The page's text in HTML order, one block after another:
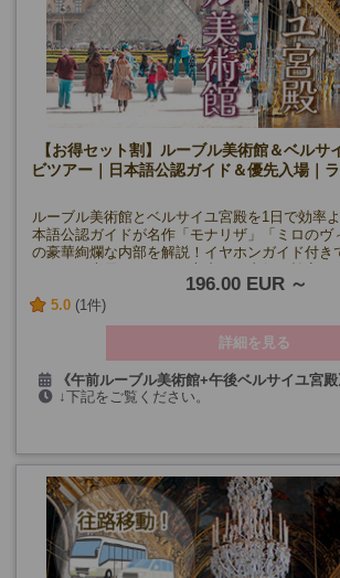
【お得セット割】ルーブル美術館＆ベルサ
ビツアー｜日本語公認ガイド＆優先入場｜
ルーブル美術館とベルサイユ宮殿を1日で効率
本語公認ガイドが名作「モナリザ」「ミロのヴ
の豪華絢爛な内部を解説！イヤホンガイド付き
196.00 EUR
5.0 (1件)
詳細を見る
《午前ルーブル美術館+午後ベルサイユ宮殿
水・金曜日(12/25、1/1を除く)
日曜日、12/27
(12/25、1/1、9/17・19を除く)
↓下記をご覧ください。